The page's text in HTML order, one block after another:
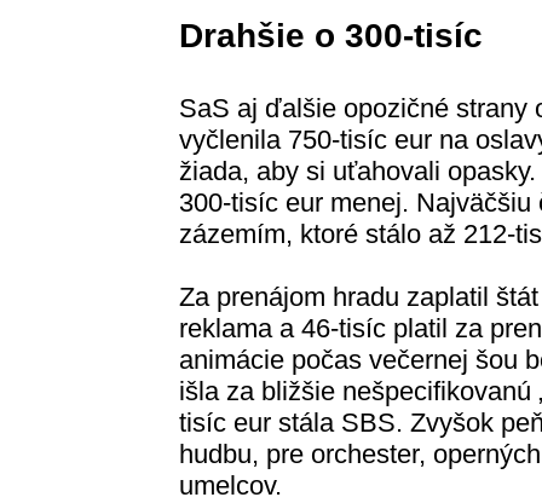
Drahšie o 300-tisíc
SaS aj ďalšie opozičné strany
vyčlenila 750-tisíc eur na
žiada, aby si uťahovali
300-tisíc eur menej.
zázemím, ktoré stálo až 212-
Za prenájom hradu zaplatil
reklama a 46-tisíc platil za
animácie počas večernej šou
išla za bližšie nešpecifikovanú
tisíc eur stála SBS. Zvyšok
hudbu, pre orchester,
umelcov.